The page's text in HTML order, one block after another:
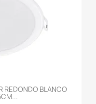
REDONDO BLANCO